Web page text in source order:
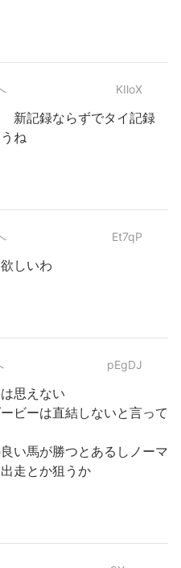
KIloX
新記録ならずでタイ記録
ね
Et7qP
しいわ
pEgDJ
思えない
ビーは直結しないと言って
い馬が勝つとあるしノーマ
走とか狙うか